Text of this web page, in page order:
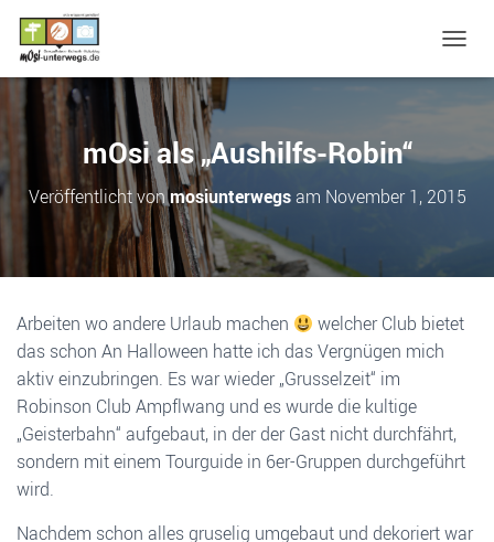
A
A
C
N
mOsi als „Aushilfs-Robin“
Veröffentlicht vonmosiunterwegsam November 1, 2015
Arbeiten wo andere Urlaub machen
welcher Club bietet
das schon An Halloween hatte ich das Vergnügen mich
aktiv einzubringen. Es war wieder „Grusselzeit“ im
Robinson Club Ampflwang und es wurde die kultige
„Geisterbahn“ aufgebaut, in der der Gast nicht durchfährt,
sondern mit einem Tourguide in 6er-Gruppen durchgeführt
wird.
Nachdem schon alles gruselig umgebaut und dekoriert war